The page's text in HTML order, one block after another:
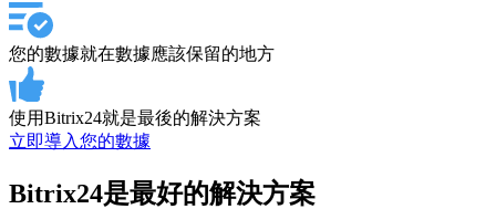
您的數據就在數據應該保留的地方
使用Bitrix24就是最後的解決方案
立即導入您的數據
Bitrix24是最好的解決方案